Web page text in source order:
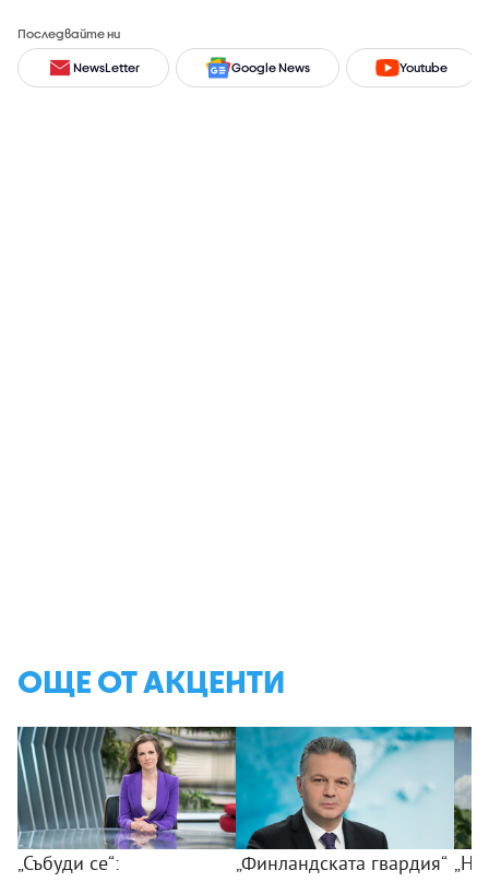
Последвайте ни
NewsLetter Google News Youtube
ОЩЕ ОТ АКЦЕНТИ
„Събуди се“:
„Финландската гвардия“